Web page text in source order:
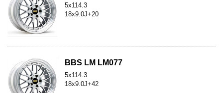
5x114.3
18x9.0J+20
BBS LM LM077
5x114.3
18x9.0J+42